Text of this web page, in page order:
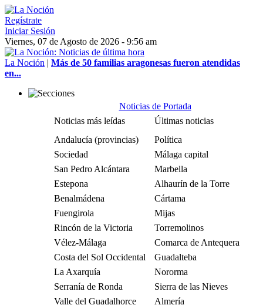
Regístrate
Iniciar Sesión
Viernes, 07 de Agosto de 2026 - 9:56 am
La Noción | Más de 50 familias aragonesas fueron atendidas
en...
Noticias de Portada
Noticias más leídas
Últimas noticias
Andalucía (provincias)
Política
Sociedad
Málaga capital
San Pedro Alcántara
Marbella
Estepona
Alhaurín de la Torre
Benalmádena
Cártama
Fuengirola
Mijas
Rincón de la Victoria
Torremolinos
Vélez-Málaga
Comarca de Antequera
Costa del Sol Occidental
Guadalteba
La Axarquía
Nororma
Serranía de Ronda
Sierra de las Nieves
Valle del Guadalhorce
Almería